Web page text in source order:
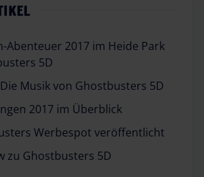
Abenteuer 2017 im Heide Park
5D
Musik von Ghostbusters 5D
2017 im Überblick
Werbespot veröffentlicht
zu Ghostbusters 5D